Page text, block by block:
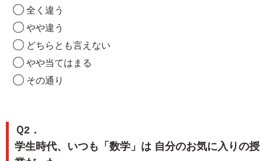
全く違う
やや違う
どちらとも言えない
やや当てはまる
その通り
Ｑ2．
学生時代、いつも「数学」は 自分のお気に入りの授